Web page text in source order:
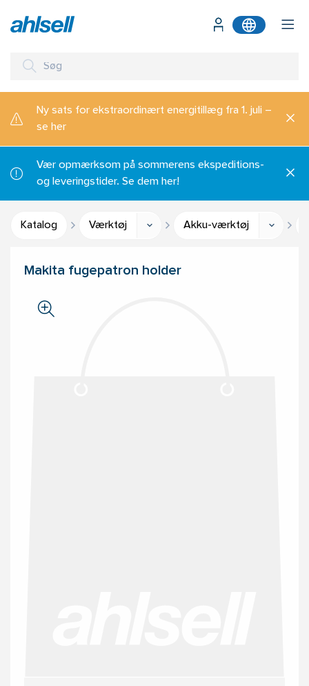
Ny sats for ekstraordinært energitillæg fra 1. juli –
se her
Vær opmærksom på sommerens ekspeditions-
og leveringstider. Se dem her!
Katalog Værktøj Akku-værktøj
Makita fugepatron holder